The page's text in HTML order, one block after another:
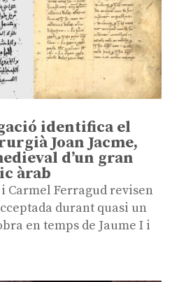
identifica el
Joan Jacme,
d’un gran
àrab
Carmel Ferragud revisen
durant quasi un
en temps de Jaume I i